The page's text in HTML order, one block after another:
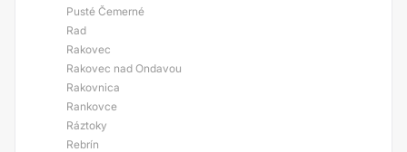
Pusté Čemerné
Rad
Rakovec
Rakovec nad Ondavou
Rakovnica
Rankovce
Ráztoky
Rebrín